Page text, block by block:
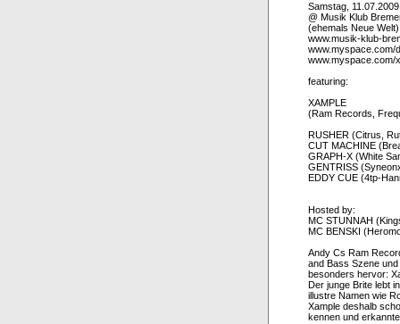
Samstag,
@ Musik Klub
(ehemals Neue Welt)
www.musik-klub-
www.myspace.com/
www.myspace.com/
featuring:
XAMPLE
(Ram Records,
RUSHER (Citrus,
CUT MACHINE
GRAPH-X (White
GENTRISS
EDDY CUE (4tp-
Hosted by:
MC STUNNAH
MC BENSKI
Andy Cs Ram
and Bass Szene
besonders hervor:
Der junge Brite lebt
illustre Namen wie
Xample deshalb
kennen und